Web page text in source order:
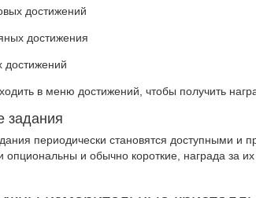
достижений
достижения
достижений
в меню достижений, чтобы получить
задания
периодически становятся доступными и
опциональны и обычно короткие, награда за